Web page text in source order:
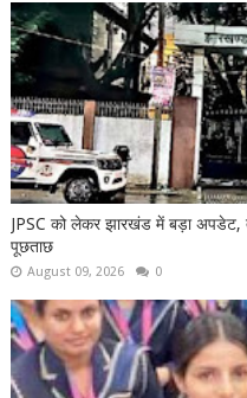
JPSC को लेकर झारखंड में बड़ा अपडेट,
पूछताछ
August 09, 2026 0